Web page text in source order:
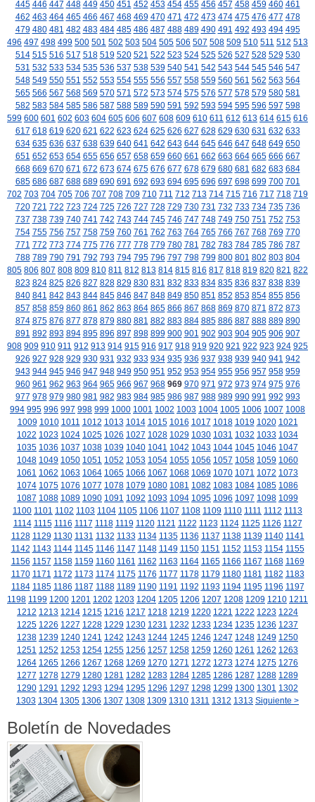
445 446 447 448 449 450 451 452 453 454 455 456 457 458 459 460 461
462 463 464 465 466 467 468 469 470 471 472 473 474 475 476 477 478
479 480 481 482 483 484 485 486 487 488 489 490 491 492 493 494 495
496 497 498 499 500 501 502 503 504 505 506 507 508 509 510 511 512 513
514 515 516 517 518 519 520 521 522 523 524 525 526 527 528 529 530
531 532 533 534 535 536 537 538 539 540 541 542 543 544 545 546 547
548 549 550 551 552 553 554 555 556 557 558 559 560 561 562 563 564
565 566 567 568 569 570 571 572 573 574 575 576 577 578 579 580 581
582 583 584 585 586 587 588 589 590 591 592 593 594 595 596 597 598
599 600 601 602 603 604 605 606 607 608 609 610 611 612 613 614 615 616
617 618 619 620 621 622 623 624 625 626 627 628 629 630 631 632 633
634 635 636 637 638 639 640 641 642 643 644 645 646 647 648 649 650
651 652 653 654 655 656 657 658 659 660 661 662 663 664 665 666 667
668 669 670 671 672 673 674 675 676 677 678 679 680 681 682 683 684
685 686 687 688 689 690 691 692 693 694 695 696 697 698 699 700 701
702 703 704 705 706 707 708 709 710 711 712 713 714 715 716 717 718 719
720 721 722 723 724 725 726 727 728 729 730 731 732 733 734 735 736
737 738 739 740 741 742 743 744 745 746 747 748 749 750 751 752 753
754 755 756 757 758 759 760 761 762 763 764 765 766 767 768 769 770
771 772 773 774 775 776 777 778 779 780 781 782 783 784 785 786 787
788 789 790 791 792 793 794 795 796 797 798 799 800 801 802 803 804
805 806 807 808 809 810 811 812 813 814 815 816 817 818 819 820 821 822
823 824 825 826 827 828 829 830 831 832 833 834 835 836 837 838 839
840 841 842 843 844 845 846 847 848 849 850 851 852 853 854 855 856
857 858 859 860 861 862 863 864 865 866 867 868 869 870 871 872 873
874 875 876 877 878 879 880 881 882 883 884 885 886 887 888 889 890
891 892 893 894 895 896 897 898 899 900 901 902 903 904 905 906 907
908 909 910 911 912 913 914 915 916 917 918 919 920 921 922 923 924 925
926 927 928 929 930 931 932 933 934 935 936 937 938 939 940 941 942
943 944 945 946 947 948 949 950 951 952 953 954 955 956 957 958 959
960 961 962 963 964 965 966 967 968 969 970 971 972 973 974 975 976
977 978 979 980 981 982 983 984 985 986 987 988 989 990 991 992 993
994 995 996 997 998 999 1000 1001 1002 1003 1004 1005 1006 1007 1008
1009 1010 1011 1012 1013 1014 1015 1016 1017 1018 1019 1020 1021
1022 1023 1024 1025 1026 1027 1028 1029 1030 1031 1032 1033 1034
1035 1036 1037 1038 1039 1040 1041 1042 1043 1044 1045 1046 1047
1048 1049 1050 1051 1052 1053 1054 1055 1056 1057 1058 1059 1060
1061 1062 1063 1064 1065 1066 1067 1068 1069 1070 1071 1072 1073
1074 1075 1076 1077 1078 1079 1080 1081 1082 1083 1084 1085 1086
1087 1088 1089 1090 1091 1092 1093 1094 1095 1096 1097 1098 1099
1100 1101 1102 1103 1104 1105 1106 1107 1108 1109 1110 1111 1112 1113
1114 1115 1116 1117 1118 1119 1120 1121 1122 1123 1124 1125 1126 1127
1128 1129 1130 1131 1132 1133 1134 1135 1136 1137 1138 1139 1140 1141
1142 1143 1144 1145 1146 1147 1148 1149 1150 1151 1152 1153 1154 1155
1156 1157 1158 1159 1160 1161 1162 1163 1164 1165 1166 1167 1168 1169
1170 1171 1172 1173 1174 1175 1176 1177 1178 1179 1180 1181 1182 1183
1184 1185 1186 1187 1188 1189 1190 1191 1192 1193 1194 1195 1196 1197
1198 1199 1200 1201 1202 1203 1204 1205 1206 1207 1208 1209 1210 1211
1212 1213 1214 1215 1216 1217 1218 1219 1220 1221 1222 1223 1224
1225 1226 1227 1228 1229 1230 1231 1232 1233 1234 1235 1236 1237
1238 1239 1240 1241 1242 1243 1244 1245 1246 1247 1248 1249 1250
1251 1252 1253 1254 1255 1256 1257 1258 1259 1260 1261 1262 1263
1264 1265 1266 1267 1268 1269 1270 1271 1272 1273 1274 1275 1276
1277 1278 1279 1280 1281 1282 1283 1284 1285 1286 1287 1288 1289
1290 1291 1292 1293 1294 1295 1296 1297 1298 1299 1300 1301 1302
1303 1304 1305 1306 1307 1308 1309 1310 1311 1312 1313 Siguiente >
Boletín de Novedades